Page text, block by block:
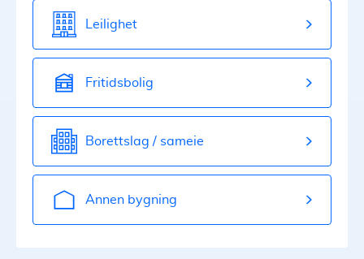
Leilighet
Fritidsbolig
Borettslag / sameie
Annen bygning